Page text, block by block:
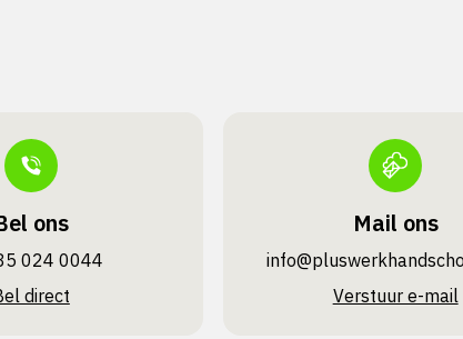
ons
024 0044
direct
Mail ons
Verstuur e-mail